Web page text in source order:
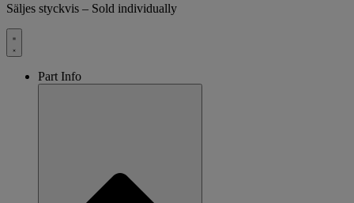
Säljes styckvis – Sold individually
Part Info